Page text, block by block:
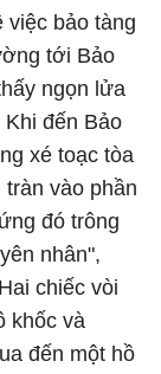
việc bảo tàng
tới Bảo
ngọn lửa
đến Bảo
xé toạc tòa
vào phần
đó trông
nhân",
chiếc vòi
khốc và
đến một hồ